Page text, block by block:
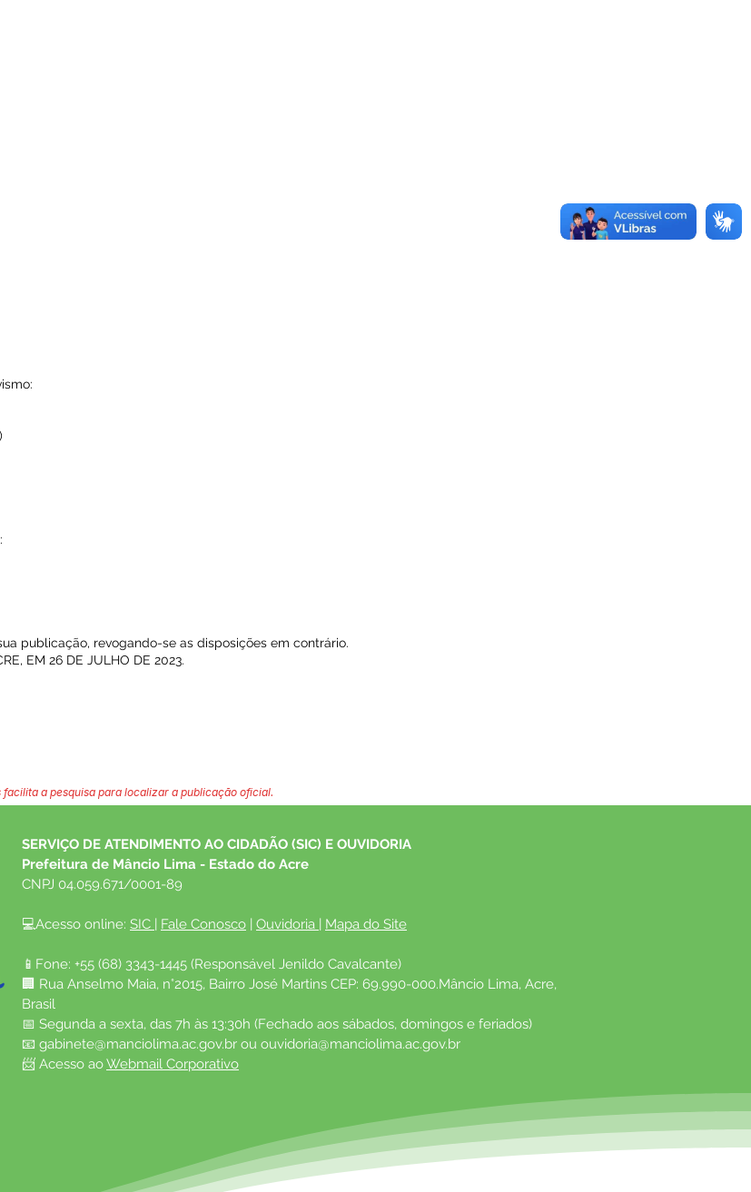
publicação, revogando-se as disposições em contrário.
EM 26 DE JULHO DE 2023.
a pesquisa para localizar a publicação oficial.
SERVIÇO DE ATENDIMENTO AO CIDADÃO (SIC) E OUVIDORIA
Prefeitura de Mâncio Lima - Estado do Acre
CNPJ 04.059.671/0001-89
💻Acesso online: SIC | Fale Conosco | Ouvidoria | Mapa do Site
📱Fone: +55 (68) 3343-1445 (Responsável Jenildo Cavalcante)
🏢 Rua Anselmo Maia, n°2015, Bairro José Martins CEP: 69.990-000.Mâncio Lima, Acre,
Brasil
📅 Segunda a sexta, das 7h às 13:30h (Fechado aos sábados, domingos e feriados)
📧 gabinete@manciolima.ac.gov.br ou ouvidoria@manciolima.ac.gov.br
📨 Acesso ao Webmail Corporativo